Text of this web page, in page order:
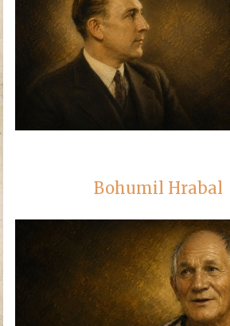
Bohumil Hrabal